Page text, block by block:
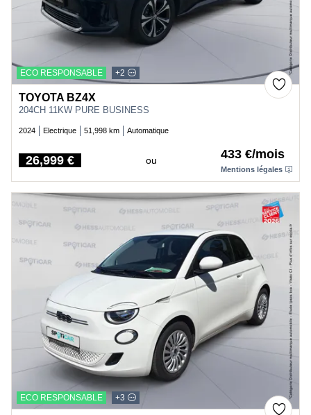
ECO RESPONSABLE +2
TOYOTA BZ4X
204CH 11KW PURE BUSINESS
2024 Electrique 51,998 km Automatique
Price
26,999 € ou 433 €/mois
Mentions légales
ECO RESPONSABLE +3